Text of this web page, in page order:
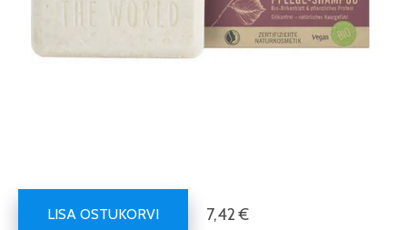
LISA OSTUKORVI 7,42 €